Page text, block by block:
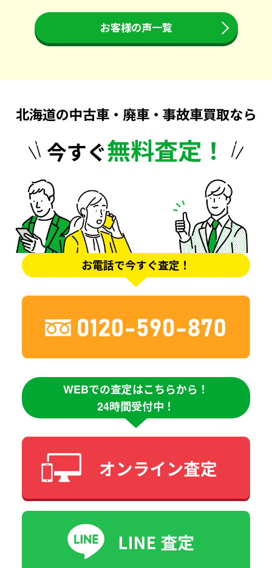
お客様の声一覧
北海道の中古車・廃車・事故車買取なら
今すぐ無料査定！
お電話で今すぐ査定！
WEBでの査定はこちらから！
24時間受付中！